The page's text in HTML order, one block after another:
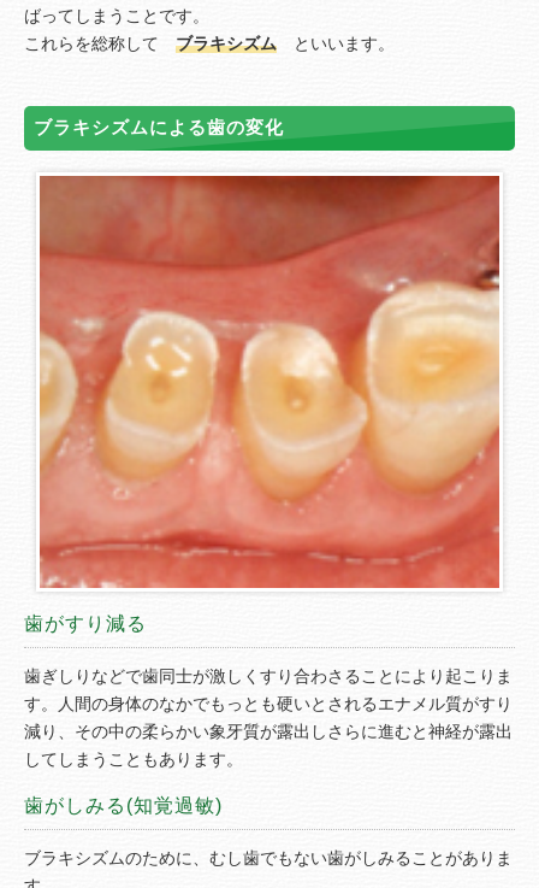
ばってしまうことです。
これらを総称して ブラキシズム といいます。
ブラキシズムによる歯の変化
歯がすり減る
歯ぎしりなどで歯同士が激しくすり合わさることにより起こりま
す。人間の身体のなかでもっとも硬いとされるエナメル質がすり
減り、その中の柔らかい象牙質が露出しさらに進むと神経が露出
してしまうこともあります。
歯がしみる(知覚過敏)
ブラキシズムのために、むし歯でもない歯がしみることがありま